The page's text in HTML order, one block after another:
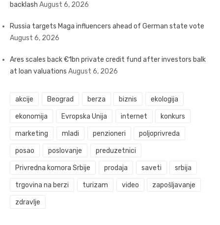
backlash August 6, 2026
Russia targets Maga influencers ahead of German state vote
August 6, 2026
Ares scales back €1bn private credit fund after investors balk
at loan valuations August 6, 2026
akcije Beograd berza biznis ekologija
ekonomija Evropska Unija internet konkurs
marketing mladi penzioneri poljoprivreda
posao poslovanje preduzetnici
Privredna komora Srbije prodaja saveti srbija
trgovina na berzi turizam video zapošljavanje
zdravlje